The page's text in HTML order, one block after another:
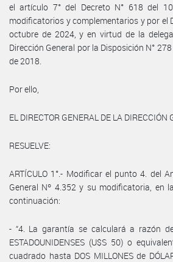
el artículo 7° del Decreto N° 618 del
modificatorios y complementarios y por el
octubre de 2024, y en virtud de la
Dirección General por la Disposición N°
de 2018.
Por ello,
EL DIRECTOR GENERAL DE LA DIRECCIÓN
RESUELVE:
ARTÍCULO 1°.- Modificar el punto 4. del
General Nº 4.352 y su modificatoria, en
continuación:
- “4. La garantía se calculará a razón de
ESTADOUNIDENSES (U$S 50) o
cuadrado hasta DOS MILLONES de